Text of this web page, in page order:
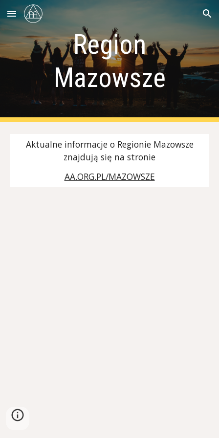
Skip to main content Skip to navigation
Region
Mazowsze
Aktualne informacje o Regionie Mazowsze
znajdują się na stronie
AA.ORG.PL/MAZOWSZE